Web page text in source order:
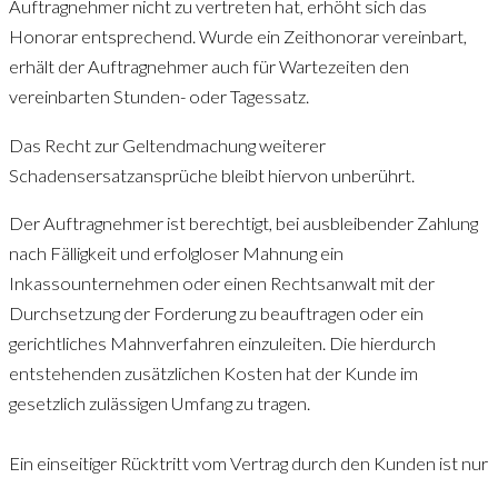
Auftragnehmer nicht zu vertreten hat, erhöht sich das
Honorar entsprechend. Wurde ein Zeithonorar vereinbart,
erhält der Auftragnehmer auch für Wartezeiten den
vereinbarten Stunden- oder Tagessatz.
Das Recht zur Geltendmachung weiterer
Schadensersatzansprüche bleibt hiervon unberührt.
Der Auftragnehmer ist berechtigt, bei ausbleibender Zahlung
nach Fälligkeit und erfolgloser Mahnung ein
Inkassounternehmen oder einen Rechtsanwalt mit der
Durchsetzung der Forderung zu beauftragen oder ein
gerichtliches Mahnverfahren einzuleiten. Die hierdurch
entstehenden zusätzlichen Kosten hat der Kunde im
gesetzlich zulässigen Umfang zu tragen.
Ein einseitiger Rücktritt vom Vertrag durch den Kunden ist nur